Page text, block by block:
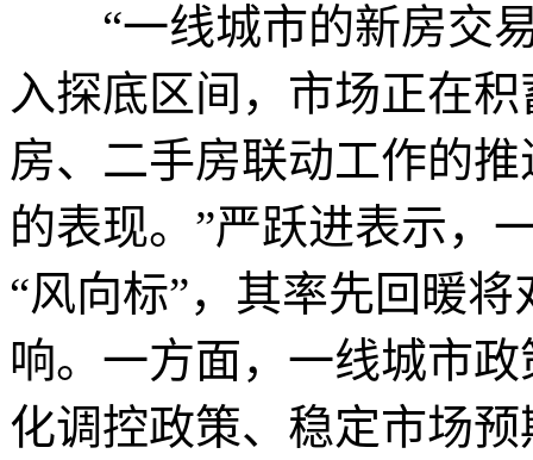
“一线城市的新房交易
入探底区间，市场正在
房、二手房联动工作的
的表现。”严跃进表示，
“风向标”，其率先回暖
响。一方面，一线城市
化调控政策、稳定市场